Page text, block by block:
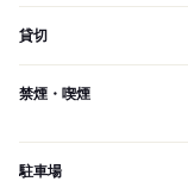
貸切
禁煙・喫煙
駐車場